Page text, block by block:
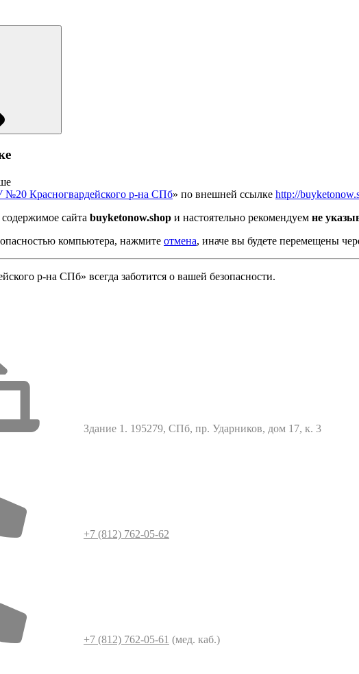
Красногвардейского р-на СПб» по внешней ссылке http://
сайта buyketonow.shop и настоятельно рекомендуем не
компьютера, нажмите отмена, иначе вы будете перемещены
р-на СПб» всегда заботится о вашей безопасности.
Здание 1. 195279, СПб, пр. Ударников, дом 17, к. 3
+7 (812) 762-05-62
+7 (812) 762-05-61 (мед. каб.)